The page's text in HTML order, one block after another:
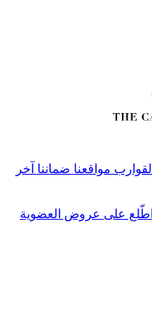
القوارب مواقعنا ضماننا آخر
اطّلع على عروض العضوية